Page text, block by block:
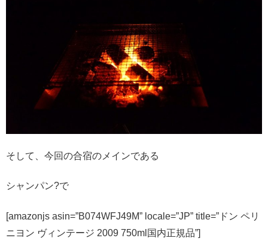
そして、今回の合宿のメインである
シャンパン?で
[amazonjs asin=”B074WFJ49M” locale=”JP” title=”ドン ペリ
ニヨン ヴィンテージ 2009 750ml国内正規品”]